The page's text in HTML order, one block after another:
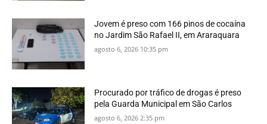
Jovem é preso com 166 pinos de cocaína
no Jardim São Rafael II, em Araraquara
agosto 6, 2026 10:35 pm
Procurado por tráfico de drogas é preso
pela Guarda Municipal em São Carlos
agosto 6, 2026 2:35 pm